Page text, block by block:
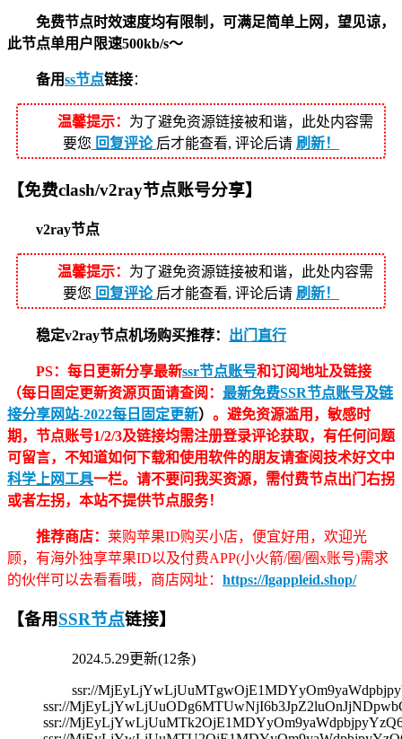
免费节点时效速度均有限制，可满足简单上网，望见谅，
此节点单用户限速500kb/s～
备用ss节点链接：
温馨提示： 为了避免资源链接被和谐，此处内容需
要您 回复评论 后才能查看, 评论后请 刷新！
【免费clash/v2ray节点账号分享】
v2ray节点
温馨提示： 为了避免资源链接被和谐，此处内容需
要您 回复评论 后才能查看, 评论后请 刷新！
稳定v2ray节点机场购买推荐： 出门直行
PS：每日更新分享最新ssr节点账号和订阅地址及链接
（每日固定更新资源页面请查阅： 最新免费SSR节点账号及链
接分享网站-2022每日固定更新） 。避免资源滥用，敏感时
期，节点账号1/2/3及链接均需注册登录评论获取，有任何问题
可留言，不知道如何下载和使用软件的朋友请查阅技术好文中
科学上网工具一栏。请不要问我买资源，需付费节点出门右拐
或者左拐，本站不提供节点服务！
推荐商店： 莱购苹果ID购买小店，便宜好用，欢迎光
顾，有海外独享苹果ID以及付费APP(小火箭/圈/圈x账号)需求
的伙伴可以去看看哦，商店网址： https://lgappleid.shop/
【备用SSR节点链接】
2024.5.29更新(12条)
ssr://
ssr://
ssr://